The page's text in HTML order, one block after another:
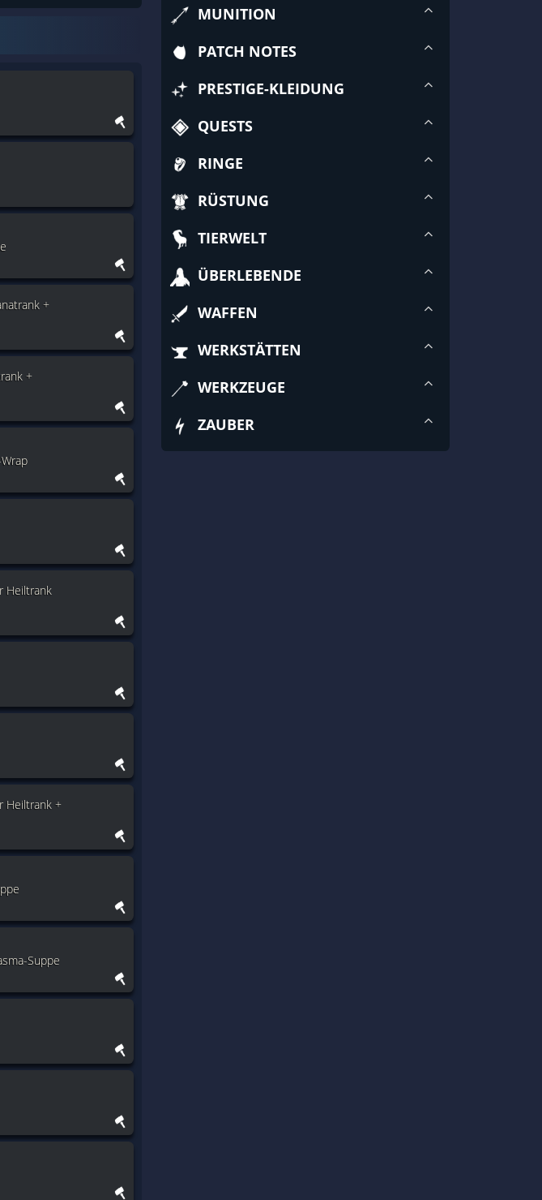
+
+
Heiltrank
Heiltrank +
Suppe
MUNITION
PATCH NOTES
PRESTIGE-KLEIDUNG
QUESTS
RINGE
RÜSTUNG
TIERWELT
ÜBERLEBENDE
WAFFEN
WERKSTÄTTEN
WERKZEUGE
ZAUBER